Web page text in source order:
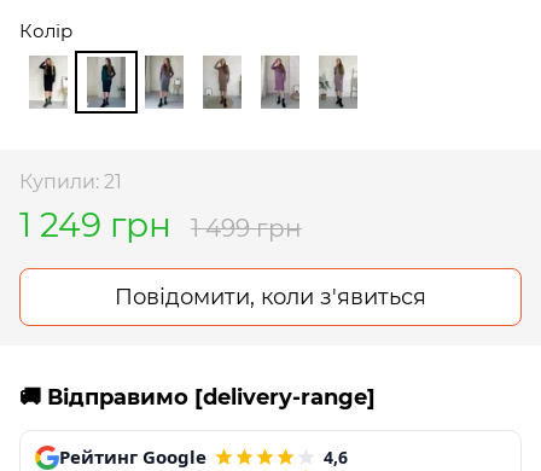
Колір
Купили: 21
1 249 грн 1 499 грн
Повідомити, коли з'явиться
🚚 Відправимо [delivery-range]
Рейтинг Google 4,6